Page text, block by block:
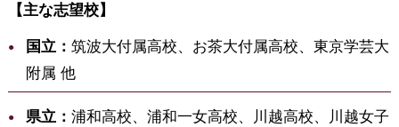
【主な志望校】
国立：筑波大付属高校、お茶大付属高校、東京学芸大
附属 他
県立：浦和高校、浦和一女高校、川越高校、川越女子